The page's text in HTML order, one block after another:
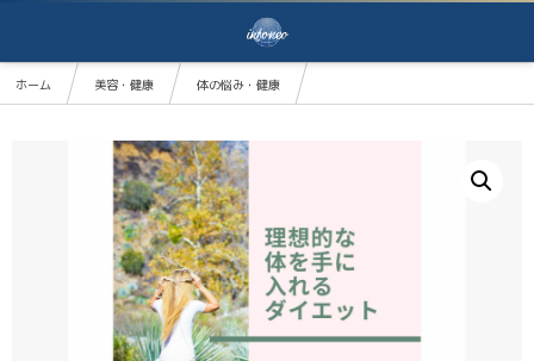
ホーム 美容・健康
体の悩み・健康